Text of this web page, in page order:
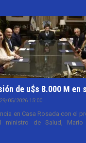
de u$s 8.000 M en
29/05/2026 15:00
en Casa Rosada con el
ministro de Salud, Mario